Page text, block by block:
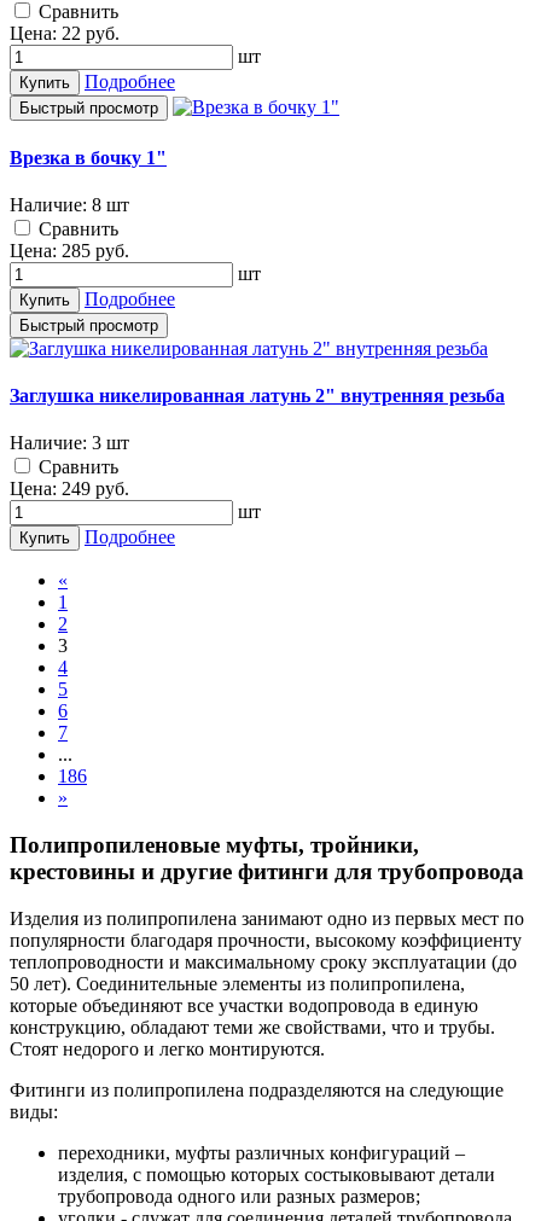
Cравнить
Цена: 22 руб.
шт
Купить Подробнее
Быстрый просмотр
Врезка в бочку 1"
Наличие: 8 шт
Cравнить
Цена: 285 руб.
шт
Купить Подробнее
Быстрый просмотр
Заглушка никелированная латунь 2" внутренняя резьба
Наличие: 3 шт
Cравнить
Цена: 249 руб.
шт
Купить Подробнее
«
1
2
3
4
5
6
7
...
186
»
Полипропиленовые муфты, тройники,
крестовины и другие фитинги для трубопровода
Изделия из полипропилена занимают одно из первых мест по
популярности благодаря прочности, высокому коэффициенту
теплопроводности и максимальному сроку эксплуатации (до
50 лет). Соединительные элементы из полипропилена,
которые объединяют все участки водопровода в единую
конструкцию, обладают теми же свойствами, что и трубы.
Стоят недорого и легко монтируются.
Фитинги из полипропилена подразделяются на следующие
виды:
переходники, муфты различных конфигураций –
изделия, с помощью которых состыковывают детали
трубопровода одного или разных размеров;